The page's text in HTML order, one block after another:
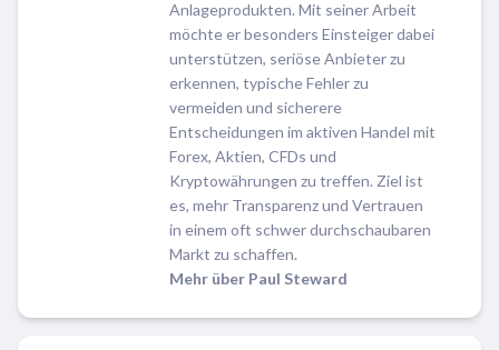
Anlageprodukten. Mit seiner Arbeit
möchte er besonders Einsteiger dabei
unterstützen, seriöse Anbieter zu
erkennen, typische Fehler zu
vermeiden und sicherere
Entscheidungen im aktiven Handel mit
Forex, Aktien, CFDs und
Kryptowährungen zu treffen. Ziel ist
es, mehr Transparenz und Vertrauen
in einem oft schwer durchschaubaren
Markt zu schaffen.
Mehr über Paul Steward